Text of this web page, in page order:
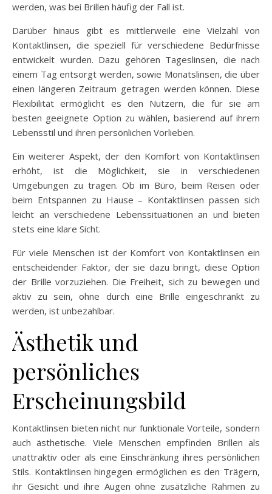
werden, was bei Brillen häufig der Fall ist.
Darüber hinaus gibt es mittlerweile eine Vielzahl von
Kontaktlinsen, die speziell für verschiedene Bedürfnisse
entwickelt wurden. Dazu gehören Tageslinsen, die nach
einem Tag entsorgt werden, sowie Monatslinsen, die über
einen längeren Zeitraum getragen werden können. Diese
Flexibilität ermöglicht es den Nutzern, die für sie am
besten geeignete Option zu wählen, basierend auf ihrem
Lebensstil und ihren persönlichen Vorlieben.
Ein weiterer Aspekt, der den Komfort von Kontaktlinsen
erhöht, ist die Möglichkeit, sie in verschiedenen
Umgebungen zu tragen. Ob im Büro, beim Reisen oder
beim Entspannen zu Hause – Kontaktlinsen passen sich
leicht an verschiedene Lebenssituationen an und bieten
stets eine klare Sicht.
Für viele Menschen ist der Komfort von Kontaktlinsen ein
entscheidender Faktor, der sie dazu bringt, diese Option
der Brille vorzuziehen. Die Freiheit, sich zu bewegen und
aktiv zu sein, ohne durch eine Brille eingeschränkt zu
werden, ist unbezahlbar.
Ästhetik und
persönliches
Erscheinungsbild
Kontaktlinsen bieten nicht nur funktionale Vorteile, sondern
auch ästhetische. Viele Menschen empfinden Brillen als
unattraktiv oder als eine Einschränkung ihres persönlichen
Stils. Kontaktlinsen hingegen ermöglichen es den Trägern,
ihr Gesicht und ihre Augen ohne zusätzliche Rahmen zu